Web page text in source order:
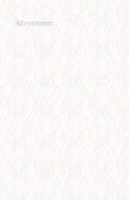
Advertisement